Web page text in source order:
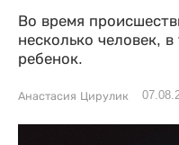
Во время
несколько человек,
ребенок.
Анастасия Цирулик